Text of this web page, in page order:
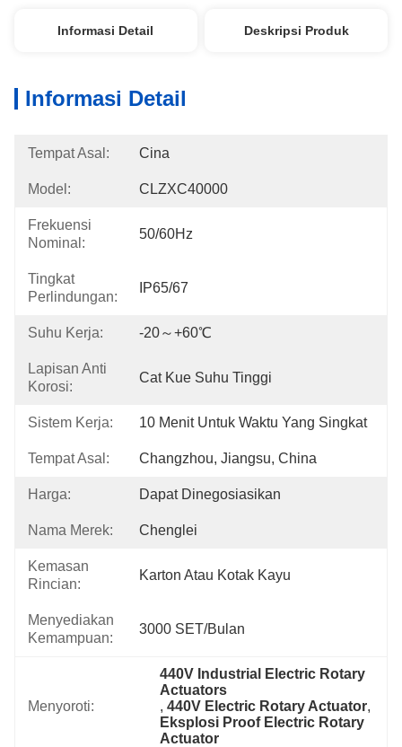
Informasi Detail Deskripsi Produk
Informasi Detail
Tempat Asal: Cina
Model: CLZXC40000
Frekuensi
Nominal:
50/60Hz
Tingkat
Perlindungan:
IP65/67
Suhu Kerja: -20～+60℃
Lapisan Anti
Korosi:
Cat Kue Suhu Tinggi
Sistem Kerja: 10 Menit Untuk Waktu Yang Singkat
Tempat Asal: Changzhou, Jiangsu, China
Harga: Dapat Dinegosiasikan
Nama Merek: Chenglei
Kemasan
Rincian:
Karton Atau Kotak Kayu
Menyediakan
Kemampuan:
3000 SET/Bulan
Menyoroti:
440V Industrial Electric Rotary
Actuators
, 440V Electric Rotary Actuator
Eksplosi Proof Electric Rotary
Actuator